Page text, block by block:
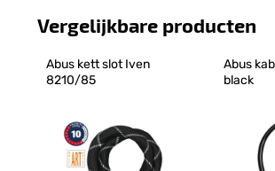
Vergelijkbare producten
Abus kett slot Iven
8210/85
Abus
black